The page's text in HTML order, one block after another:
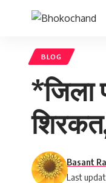
BLOG
*जिला
Last
Basant